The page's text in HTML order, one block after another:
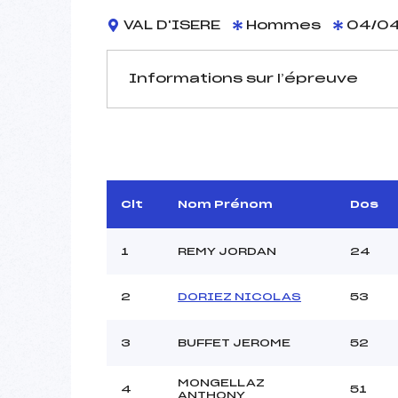
VAL D'ISERE Hommes 04/
Informations sur l’épreuve
Arbitre :
Assistant :
MANCHE 1
Heure de départ :
Ouvreurs A :
Clt Nom Prénom Dos
1 REMY JORDAN 24
2 DORIEZ NICOLAS 53
3 BUFFET JEROME 52
4
MONGELLAZ
ANTHONY
51